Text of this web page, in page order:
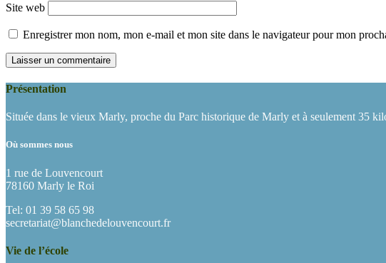
Site web
Enregistrer mon nom, mon e-mail et mon site dans le navigateur pour mon
Présentation
Située dans le vieux Marly, proche du Parc historique de Marly et à seulement 35
Où sommes nous
1 rue de Louvencourt
78160 Marly le Roi
Tel: 01 39 58 65 98
secretariat@blanchedelouvencourt.fr
Vie de l’école